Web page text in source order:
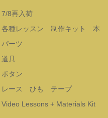
7/8再入荷
各種レッスン 制作キット 本
パーツ
道具
ボタン
レース ひも テープ
Video Lessons + Materials Kit